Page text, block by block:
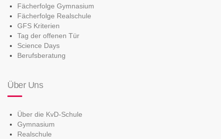
Fächerfolge Gymnasium
Fächerfolge Realschule
GFS Kriterien
Tag der offenen Tür
Science Days
Berufsberatung
Über Uns
Über die KvD-Schule
Gymnasium
Realschule